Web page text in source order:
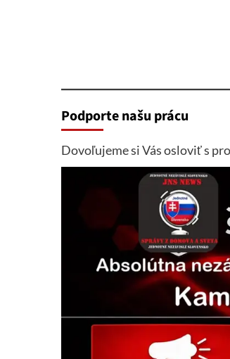
Podporte našu prácu
Dovoľujeme si Vás osloviť s